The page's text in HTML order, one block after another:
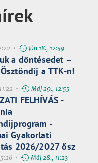
• Jún 18., 12:59
a döntésedet –
a TTK-n!
• Máj 29., 12:55
FELHÍVÁS -
-
Gyakorlati
2026/2027 ősz
• Máj 28., 11:23